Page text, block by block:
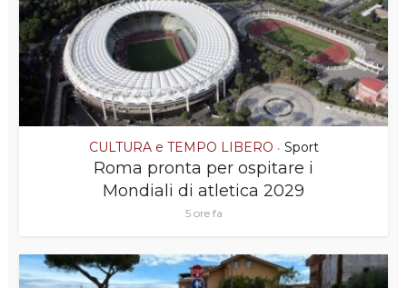
CULTURA e TEMPO LIBERO • Sport
Roma pronta per ospitare i
Mondiali di atletica 2029
5 ore fa